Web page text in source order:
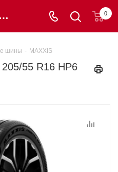
Летние шины MAXXIS 205/55 R16 HP6 94W купить в интернет-магазине «Шинторг» в Калининграде 0
шины - MAXXIS
55 R16 HP6